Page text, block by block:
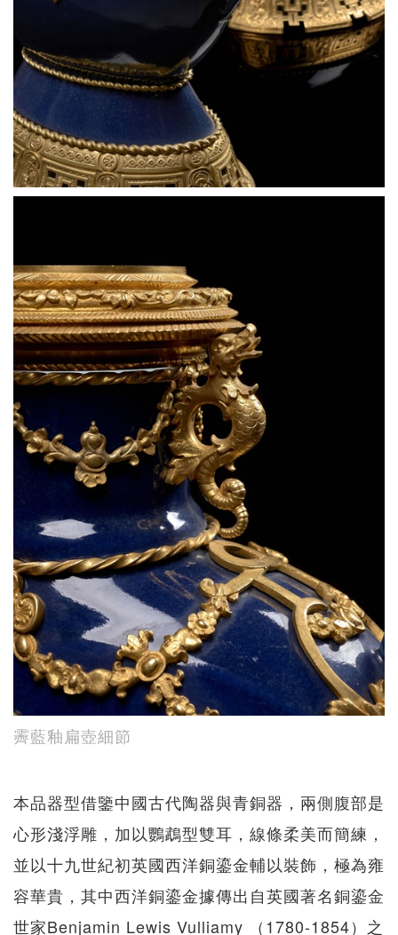
霽藍釉扁壺細節
本品器型借鑒中國古代陶器與青銅器，兩側腹部是
心形淺浮雕，加以鸚鵡型雙耳，線條柔美而簡練，
並以十九世紀初英國西洋銅鎏金輔以裝飾，極為雍
容華貴，其中西洋銅鎏金據傳出自英國著名銅鎏金
世家Benjamin Lewis Vulliamy （1780-1854）之